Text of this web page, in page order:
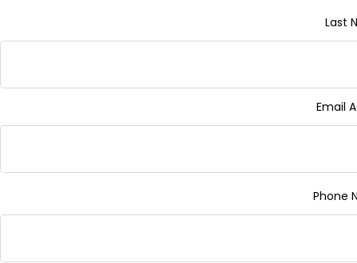
Last
Email
Phone